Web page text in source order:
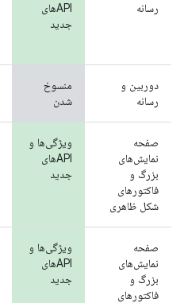
رسانه
APIهای
جدید
دوربین و
رسانه
منسوخ
شدن
صفحه
نمایش‌های
بزرگ و
فاکتورهای
شکل ظاهری
ویژگی‌ها و
APIهای
جدید
صفحه
نمایش‌های
بزرگ و
فاکتورهای
ویژگی‌ها و
APIهای
جدید